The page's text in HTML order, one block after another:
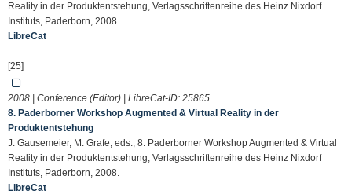
Reality in der Produktentstehung, Verlagsschriftenreihe des Heinz Nixdorf
Instituts, Paderborn, 2008.
LibreCat
[25]
2008 | Conference (Editor) | LibreCat-ID: 25865
8. Paderborner Workshop Augmented & Virtual Reality in der
Produktentstehung
J. Gausemeier, M. Grafe, eds., 8. Paderborner Workshop Augmented & Virtual
Reality in der Produktentstehung, Verlagsschriftenreihe des Heinz Nixdorf
Instituts, Paderborn, 2008.
LibreCat